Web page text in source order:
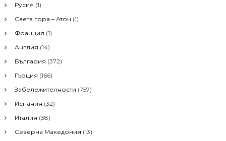
Русия (1)
Света гора – Атон (1)
Франция (1)
Англия (14)
България (372)
Гърция (166)
Забележителности (757)
Испания (32)
Италия (38)
Северна Македония (13)